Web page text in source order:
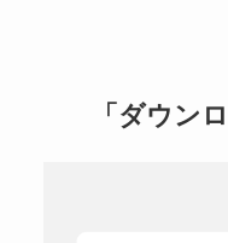
「ダウン